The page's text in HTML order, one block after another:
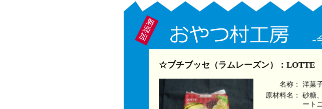
☆プチブッセ（ラムレーズン）：LOTTE
名称：
洋菓
原材料名：
砂糖
ート